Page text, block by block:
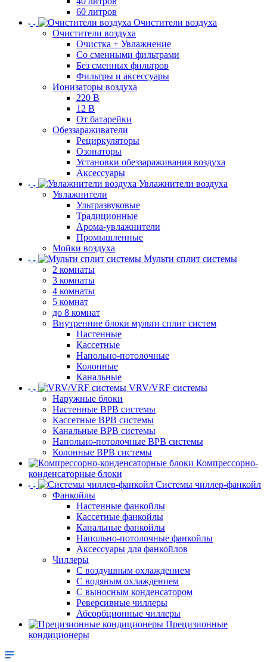
60 литров
Очистители воздуха
Очистители воздуха
Очистка + Увлажнение
Cо сменными фильтрами
Без сменных фильтров
Фильтры и аксессуары
Ионизаторы воздуха
220 В
12 В
От батарейки
Обеззараживатели
Рециркуляторы
Озонаторы
Установки обеззараживания воздуха
Аксессуары
Увлажнители воздуха
Увлажнители
Ультразвуковые
Традиционные
Арома-увлажнители
Промышленные
Мойки воздуха
Мульти сплит системы
2 комнаты
3 комнаты
4 комнаты
5 комнат
до 8 комнат
Внутренние блоки мульти сплит систем
Настенные
Кассетные
Напольно-потолочные
Колонные
Канальные
VRV/VRF системы
Наружные блоки
Настенные ВРВ системы
Кассетные ВРВ системы
Канальные ВРВ системы
Напольно-потолочные ВРВ системы
Колонные ВРВ системы
Компрессорно-
конденсаторные блоки
Системы чиллер-фанкойл
Фанкойлы
Настенные фанкойлы
Кассетные фанкойлы
Канальные фанкойлы
Напольно-потолочные фанкойлы
Аксессуары для фанкойлов
Чиллеры
С воздушным охлаждением
С водяным охлаждением
С выносным конденсатором
Реверсивные чиллеры
Абсорбционные чиллеры
Прецизионные
кондиционеры